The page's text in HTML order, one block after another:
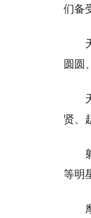
们备
圆圆
贤、
等明